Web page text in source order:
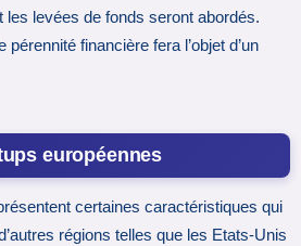
levées de fonds seront abordés.
financière fera l’objet d’un
européennes
certaines caractéristiques qui
régions telles que les Etats-Unis